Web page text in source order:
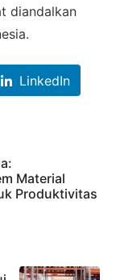
diandalkan
LinkedIn
Material
Produktivitas